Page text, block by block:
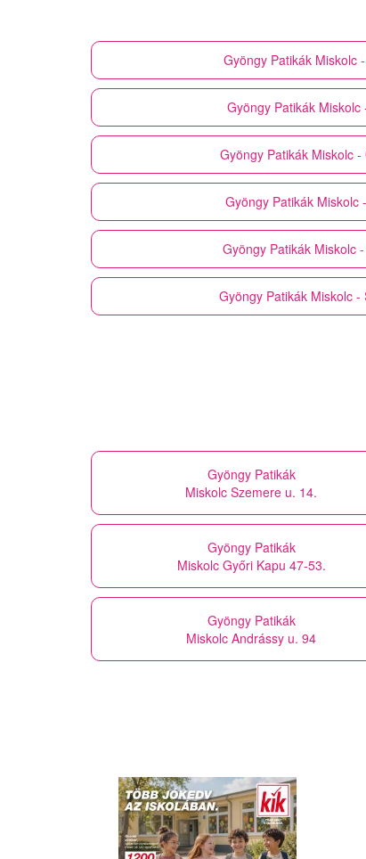
Gyöngy Patikák Miskolc
Gyöngy Patikák Miskolc
Gyöngy Patikák Miskolc -
Gyöngy Patikák Miskolc
Gyöngy Patikák Miskolc
Gyöngy Patikák Miskolc -
Gyöngy Patikák
Miskolc Szemere u. 14.
Gyöngy Patikák
Miskolc Győri Kapu 47-53.
Gyöngy Patikák
Miskolc Andrássy u. 94